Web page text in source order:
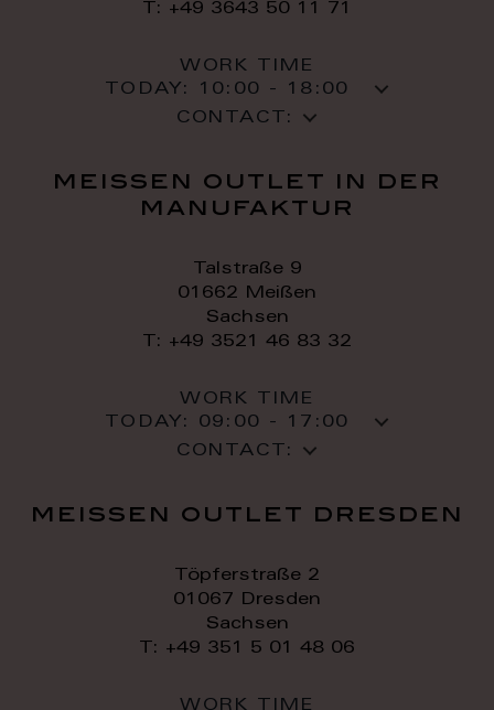
T: +49 3643 50 11 71
WORK TIME
TODAY:
10:00 - 18:00
CONTACT:
meissen outlet in der
manufaktur
Talstraße 9
01662 Meißen
Sachsen
T: +49 3521 46 83 32
WORK TIME
TODAY: 09:00 - 17:00
CONTACT:
meissen outlet dresden
Töpferstraße 2
01067 Dresden
Sachsen
T: +49 351 5 01 48 06
WORK TIME